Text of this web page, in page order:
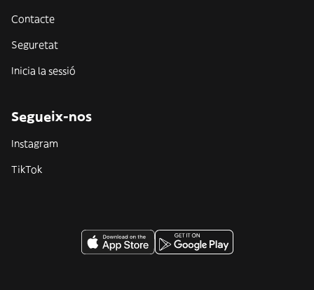
Contacte
Seguretat
Inicia la sessió
Segueix-nos
Instagram
TikTok